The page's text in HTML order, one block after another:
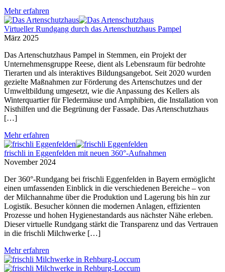
Mehr erfahren
Virtueller Rundgang durch das Artenschutzhaus Pampel
März 2025
Das Artenschutzhaus Pampel in Stemmen, ein Projekt der
Unternehmensgruppe Reese, dient als Lebensraum für bedrohte
Tierarten und als interaktives Bildungsangebot. Seit 2020 wurden
gezielte Maßnahmen zur Förderung des Artenschutzes und der
Umweltbildung umgesetzt, wie die Anpassung des Kellers als
Winterquartier für Fledermäuse und Amphibien, die Installation von
Nisthilfen und die Begrünung der Fassade. Das Artenschutzhaus
[…]
Mehr erfahren
frischli in Eggenfelden mit neuen 360°-Aufnahmen
November 2024
Der 360°-Rundgang bei frischli Eggenfelden in Bayern ermöglicht
einen umfassenden Einblick in die verschiedenen Bereiche – von
der Milchannahme über die Produktion und Lagerung bis hin zur
Logistik. Besucher können die modernen Anlagen, effizienten
Prozesse und hohen Hygienestandards aus nächster Nähe erleben.
Dieser virtuelle Rundgang stärkt die Transparenz und das Vertrauen
in die frischli Milchwerke […]
Mehr erfahren